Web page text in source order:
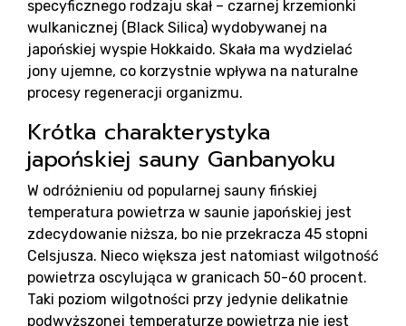
specyficznego rodzaju skał – czarnej krzemionki
wulkanicznej (Black Silica) wydobywanej na
japońskiej wyspie Hokkaido. Skała ma wydzielać
jony ujemne, co korzystnie wpływa na naturalne
procesy regeneracji organizmu.
Krótka charakterystyka
japońskiej sauny Ganbanyoku
W odróżnieniu od popularnej sauny fińskiej
temperatura powietrza w saunie japońskiej jest
zdecydowanie niższa, bo nie przekracza 45 stopni
Celsjusza. Nieco większa jest natomiast wilgotność
powietrza oscylująca w granicach 50-60 procent.
Taki poziom wilgotności przy jedynie delikatnie
podwyższonej temperaturze powietrza nie jest